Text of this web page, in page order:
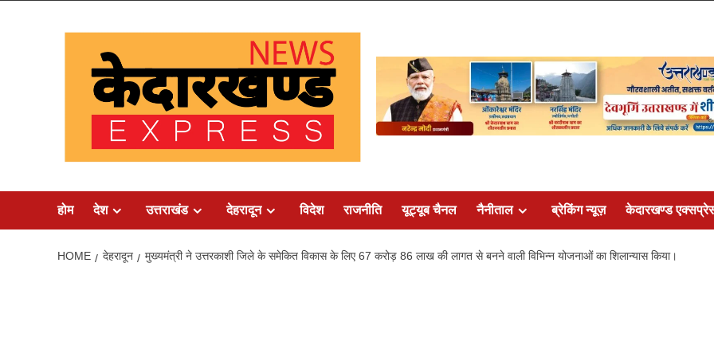
होम देश उत्तराखंड देहरादून विदेश राजनीति यूट्यूब चैनल नैनीताल ब्रेकिंग न्यूज़ केदारखण्ड
HOME देहरादून मुख्यमंत्री ने उत्तरकाशी जिले के समेकित विकास के लिए 67 करोड़ 86 लाख की लागत से बनने वाली विभिन्न योजनाओं का शिलान्यास किया।